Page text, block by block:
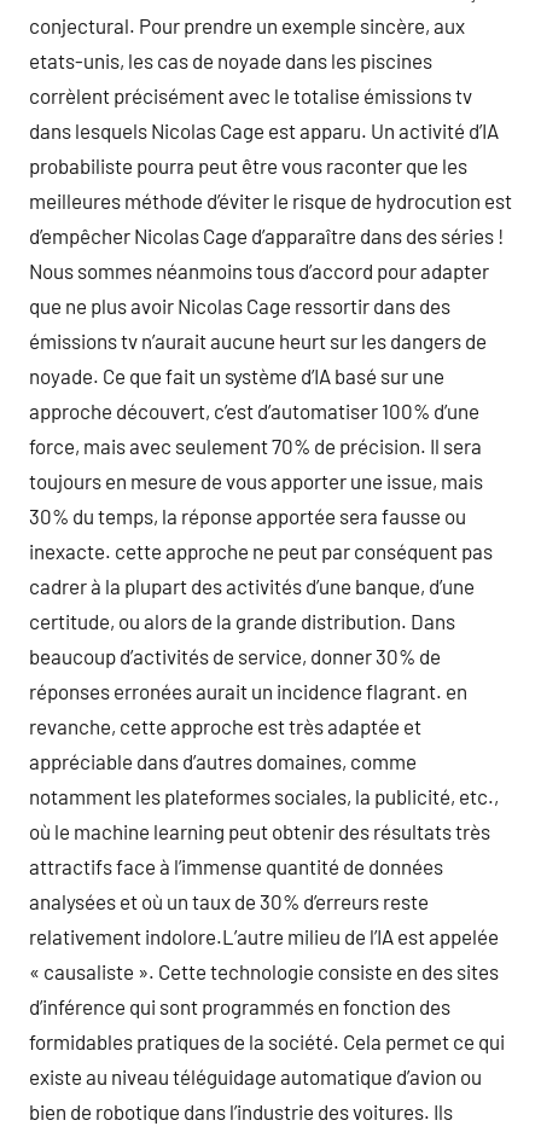
conjectural. Pour prendre un exemple sincère, aux
etats-unis, les cas de noyade dans les piscines
corrèlent précisément avec le totalise émissions tv
dans lesquels Nicolas Cage est apparu. Un activité d’IA
probabiliste pourra peut être vous raconter que les
meilleures méthode d’éviter le risque de hydrocution est
d’empêcher Nicolas Cage d’apparaître dans des séries !
Nous sommes néanmoins tous d’accord pour adapter
que ne plus avoir Nicolas Cage ressortir dans des
émissions tv n’aurait aucune heurt sur les dangers de
noyade. Ce que fait un système d’IA basé sur une
approche découvert, c’est d’automatiser 100% d’une
force, mais avec seulement 70% de précision. Il sera
toujours en mesure de vous apporter une issue, mais
30% du temps, la réponse apportée sera fausse ou
inexacte. cette approche ne peut par conséquent pas
cadrer à la plupart des activités d’une banque, d’une
certitude, ou alors de la grande distribution. Dans
beaucoup d’activités de service, donner 30% de
réponses erronées aurait un incidence flagrant. en
revanche, cette approche est très adaptée et
appréciable dans d’autres domaines, comme
notamment les plateformes sociales, la publicité, etc.,
où le machine learning peut obtenir des résultats très
attractifs face à l’immense quantité de données
analysées et où un taux de 30% d’erreurs reste
relativement indolore.L’autre milieu de l’IA est appelée
« causaliste ». Cette technologie consiste en des sites
d’inférence qui sont programmés en fonction des
formidables pratiques de la société. Cela permet ce qui
existe au niveau téléguidage automatique d’avion ou
bien de robotique dans l’industrie des voitures. Ils